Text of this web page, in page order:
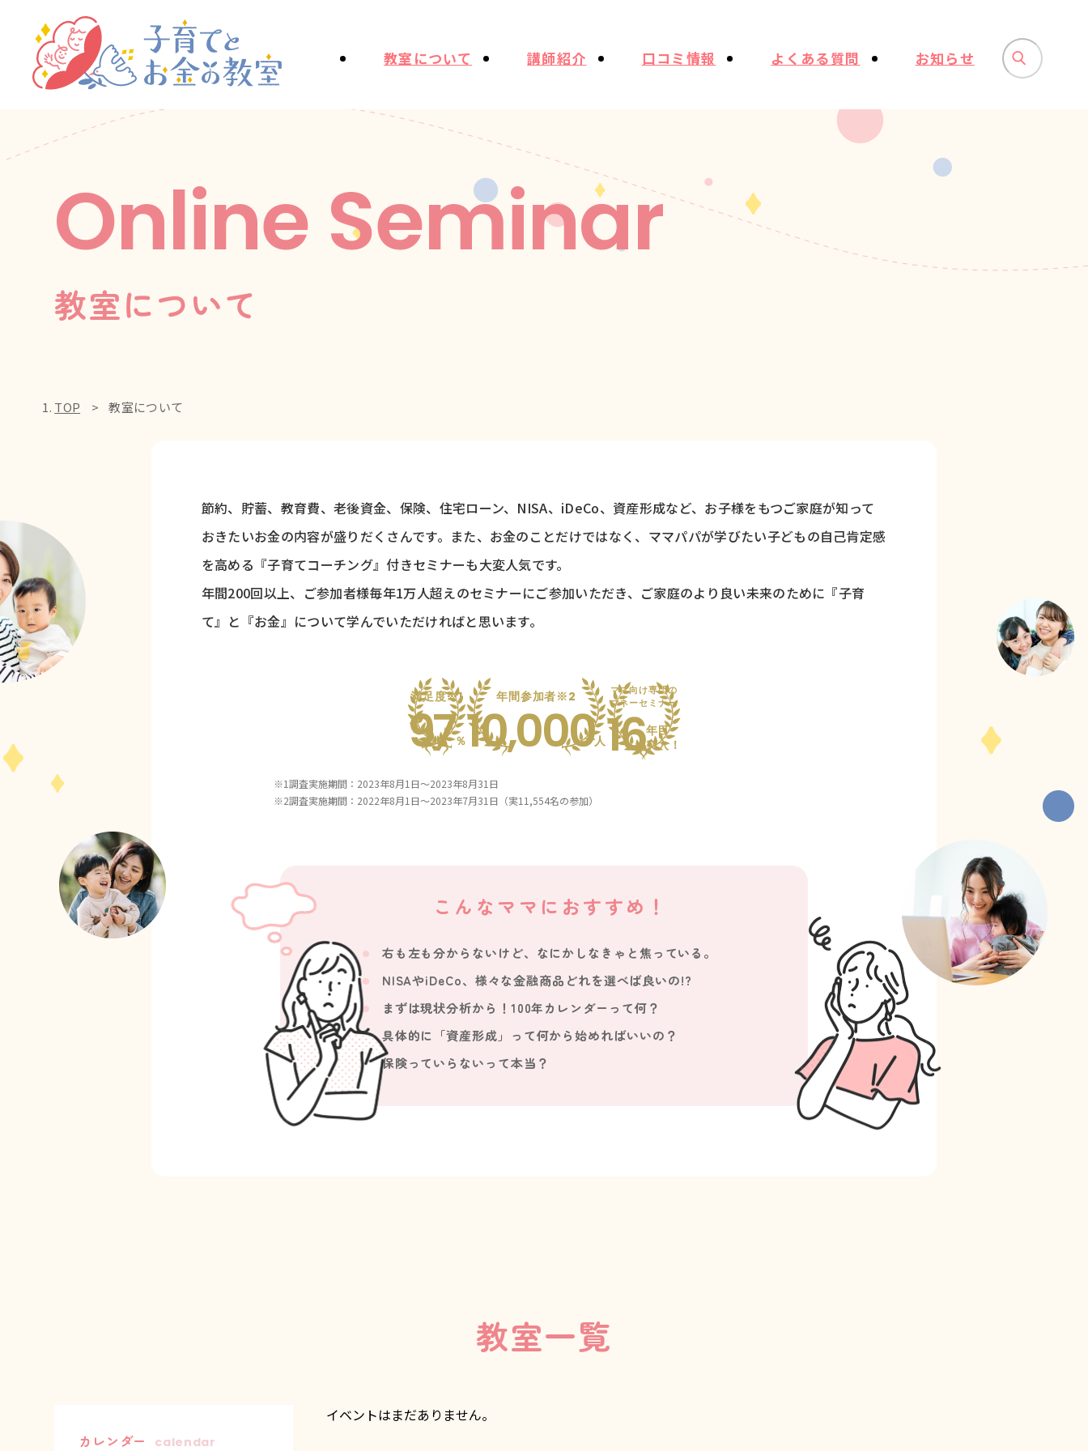
教室について 講師紹介 口コミ情報 よくある質問 お知らせ
Online Seminar
教室について
TOP 教室について
節約、貯蓄、教育費、老後資金、保険、住宅ローン、NISA、iDeCo、資産形成など、お子様をもつご家庭が知って
おきたいお金の内容が盛りだくさんです。また、お金のことだけではなく、ママパパが学びたい子どもの自己肯定感
を高める『子育てコーチング』付きセミナーも大変人気です。
年間200回以上、ご参加者様毎年1万人超えのセミナーにご参加いただき、ご家庭のより良い未来のために『子育
て』と『お金』について学んでいただければと思います。
満足度※1
97％
年間参加者※2
10,000人
ママ向け専門の
マネーセミナー
16年目
突入！
※1調査実施期間：2023年8月1日～2023年8月31日
※2調査実施期間：2022年8月1日～2023年7月31日（実11,554名の参加）
こんなママにおすすめ！
右も左も分からないけど、なにかしなきゃと焦っている。
NISAやiDeCo、様々な金融商品どれを選べば良いの!?
まずは現状分析から！100年カレンダーって何？
具体的に「資産形成」って何から始めればいいの？
保険っていらないって本当？
教室一覧
カレンダー calendar
イベントはまだありません。